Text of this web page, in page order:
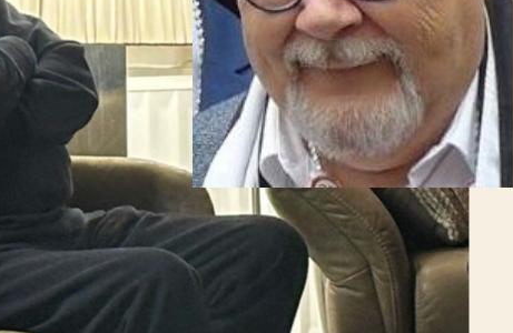
jaar
ook als
en het
huis voor
In zijn
(‘de
die